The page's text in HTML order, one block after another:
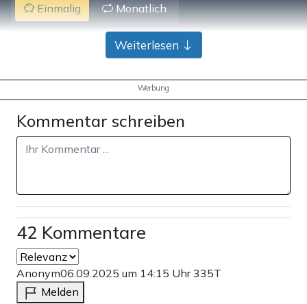
Einmalig Monatlich
Apollo News unterstützen
50 €
Bank-Überweisung
Weiterlesen
Werbung
Kommentar schreiben
42 Kommentare
Anonym06.09.2025 um 14:15 Uhr335T
Melden